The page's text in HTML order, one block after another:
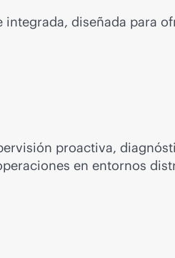
diseñada para
proactiva,
en entornos